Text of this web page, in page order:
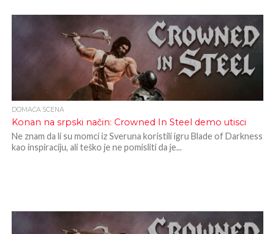
DOMAĆA SCENA
Konan na srpski način: Crowned In Steel demo utisci
Ne znam da li su momci iz Sveruna koristili igru Blade of Darkness
kao inspiraciju, ali teško je ne pomisliti da je...